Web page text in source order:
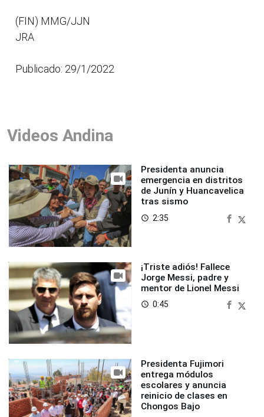
(FIN) MMG/JJN
JRA
Publicado: 29/1/2022
Videos Andina
Presidenta anuncia
emergencia en distritos
de Junín y Huancavelica
tras sismo
access_time 2:35
¡Triste adiós! Fallece
Jorge Messi, padre y
mentor de Lionel Messi
access_time 0:45
Presidenta Fujimori
entrega módulos
escolares y anuncia
reinicio de clases en
Chongos Bajo